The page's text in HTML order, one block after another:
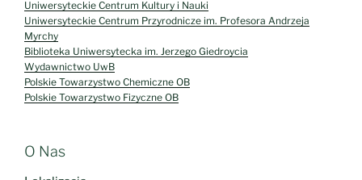
Uniwersyteckie Centrum Przyrodnicze im. Profesora Andrzeja
Myrchy
Biblioteka Uniwersytecka im. Jerzego Giedroycia
Wydawnictwo UwB
Polskie Towarzystwo Chemiczne OB
Polskie Towarzystwo Fizyczne OB